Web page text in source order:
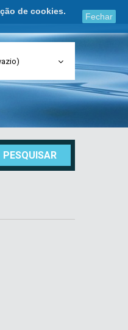
de cookies.
Fechar
PESQUISAR